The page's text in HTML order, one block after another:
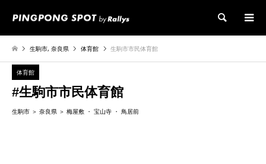
検索
生駒市,奈良県 体育館 生駒市市民体育館
体育館
#生駒市市民体育館
生駒市 奈良県 梅屋敷 宝山寺 鳥居前